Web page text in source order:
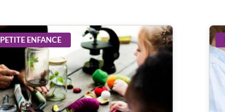
PETITE ENFANCE